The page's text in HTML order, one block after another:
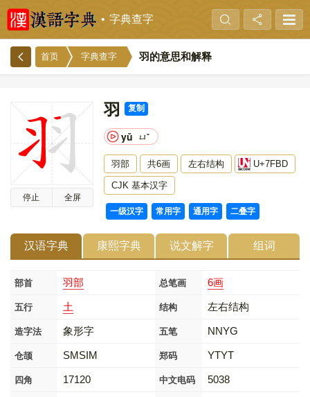
字典查字
首页 字典查字 羽的意思和解释
停止 全屏
羽 复制
yǔ ㄩˇ
羽部 共6画 左右结构 U+7FBD
CJK 基本汉字
一级汉字 常用字 通用字 二叠字
汉语字典 康熙字典 说文解字 组词
部首 羽部 总笔画 6画
五行 土 结构 左右结构
造字法 象形字 五笔 NNYG
仓颉 SMSIM 郑码 YTYT
四角 17120 中文电码 5038